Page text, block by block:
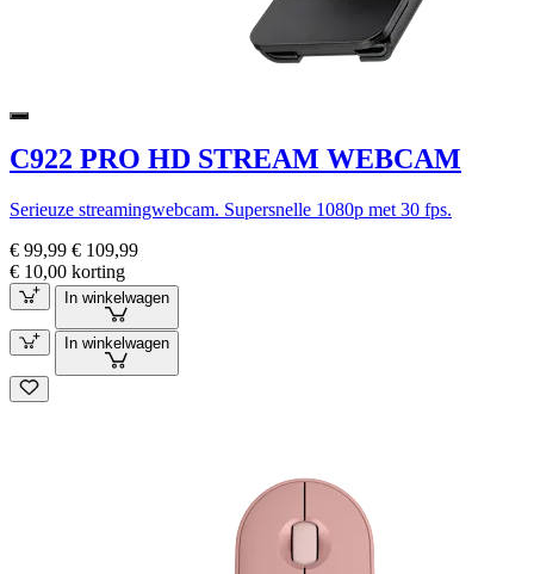
C922 PRO HD STREAM WEBCAM
Serieuze streamingwebcam. Supersnelle 1080p met 30 fps.
€ 99,99 € 109,99
€ 10,00 korting
In winkelwagen
In winkelwagen